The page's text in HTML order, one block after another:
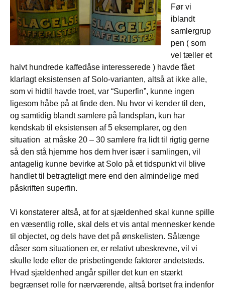
Før vi
iblandt
samlergrup
pen ( som
vel tæller et
halvt hundrede kaffedåse interesserede ) havde fået
klarlagt eksistensen af Solo-varianten, altså at ikke alle,
som vi hidtil havde troet, var “Superfin”, kunne ingen
ligesom håbe på at finde den. Nu hvor vi kender til den,
og samtidig blandt samlere på landsplan, kun har
kendskab til eksistensen af 5 eksemplarer, og den
situation at måske 20 – 30 samlere fra lidt til rigtig gerne
så den stå hjemme hos dem hver især i samlingen, vil
antagelig kunne bevirke at Solo på et tidspunkt vil blive
handlet til betragteligt mere end den almindelige med
påskriften superfin.
Vi konstaterer altså, at for at sjældenhed skal kunne spille
en væsentlig rolle, skal dels et vis antal mennesker kende
til objectet, og dels have det på ønskelisten. Sålænge
dåser som situationen er, er relativt ubeskrevne, vil vi
skulle lede efter de prisbetingende faktorer andetsteds.
Hvad sjældenhed angår spiller det kun en stærkt
begrænset rolle for nærværende, altså bortset fra indenfor